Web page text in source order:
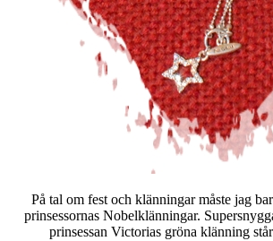
På tal om fest och klänningar måste jag
prinsessornas Nobelklänningar.
prinsessan Victorias gröna klänning